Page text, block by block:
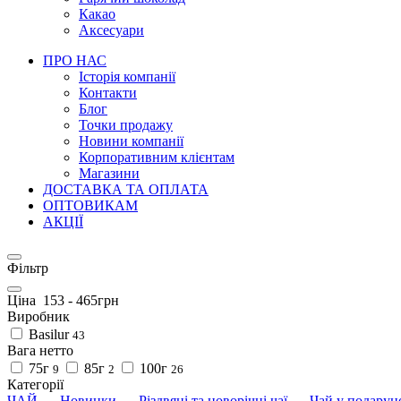
Какао
Аксесуари
ПРО НАС
Історія компанії
Контакти
Блог
Точки продажу
Новини компанії
Корпоративним клієнтам
Магазини
ДОСТАВКА ТА ОПЛАТА
ОПТОВИКАМ
АКЦІЇ
Фільтр
Ціна 153 - 465грн
Виробник
Basilur 43
Вага нетто
75г 9 85г 2 100г 26
Категорії